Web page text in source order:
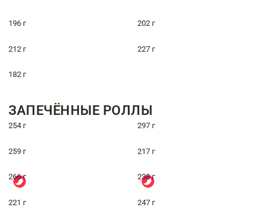
196 г 202 г
212 г 227 г
182 г
ЗАПЕЧЁННЫЕ РОЛЛЫ
254 г 297 г
259 г 217 г
266 г 238 г
221 г 247 г